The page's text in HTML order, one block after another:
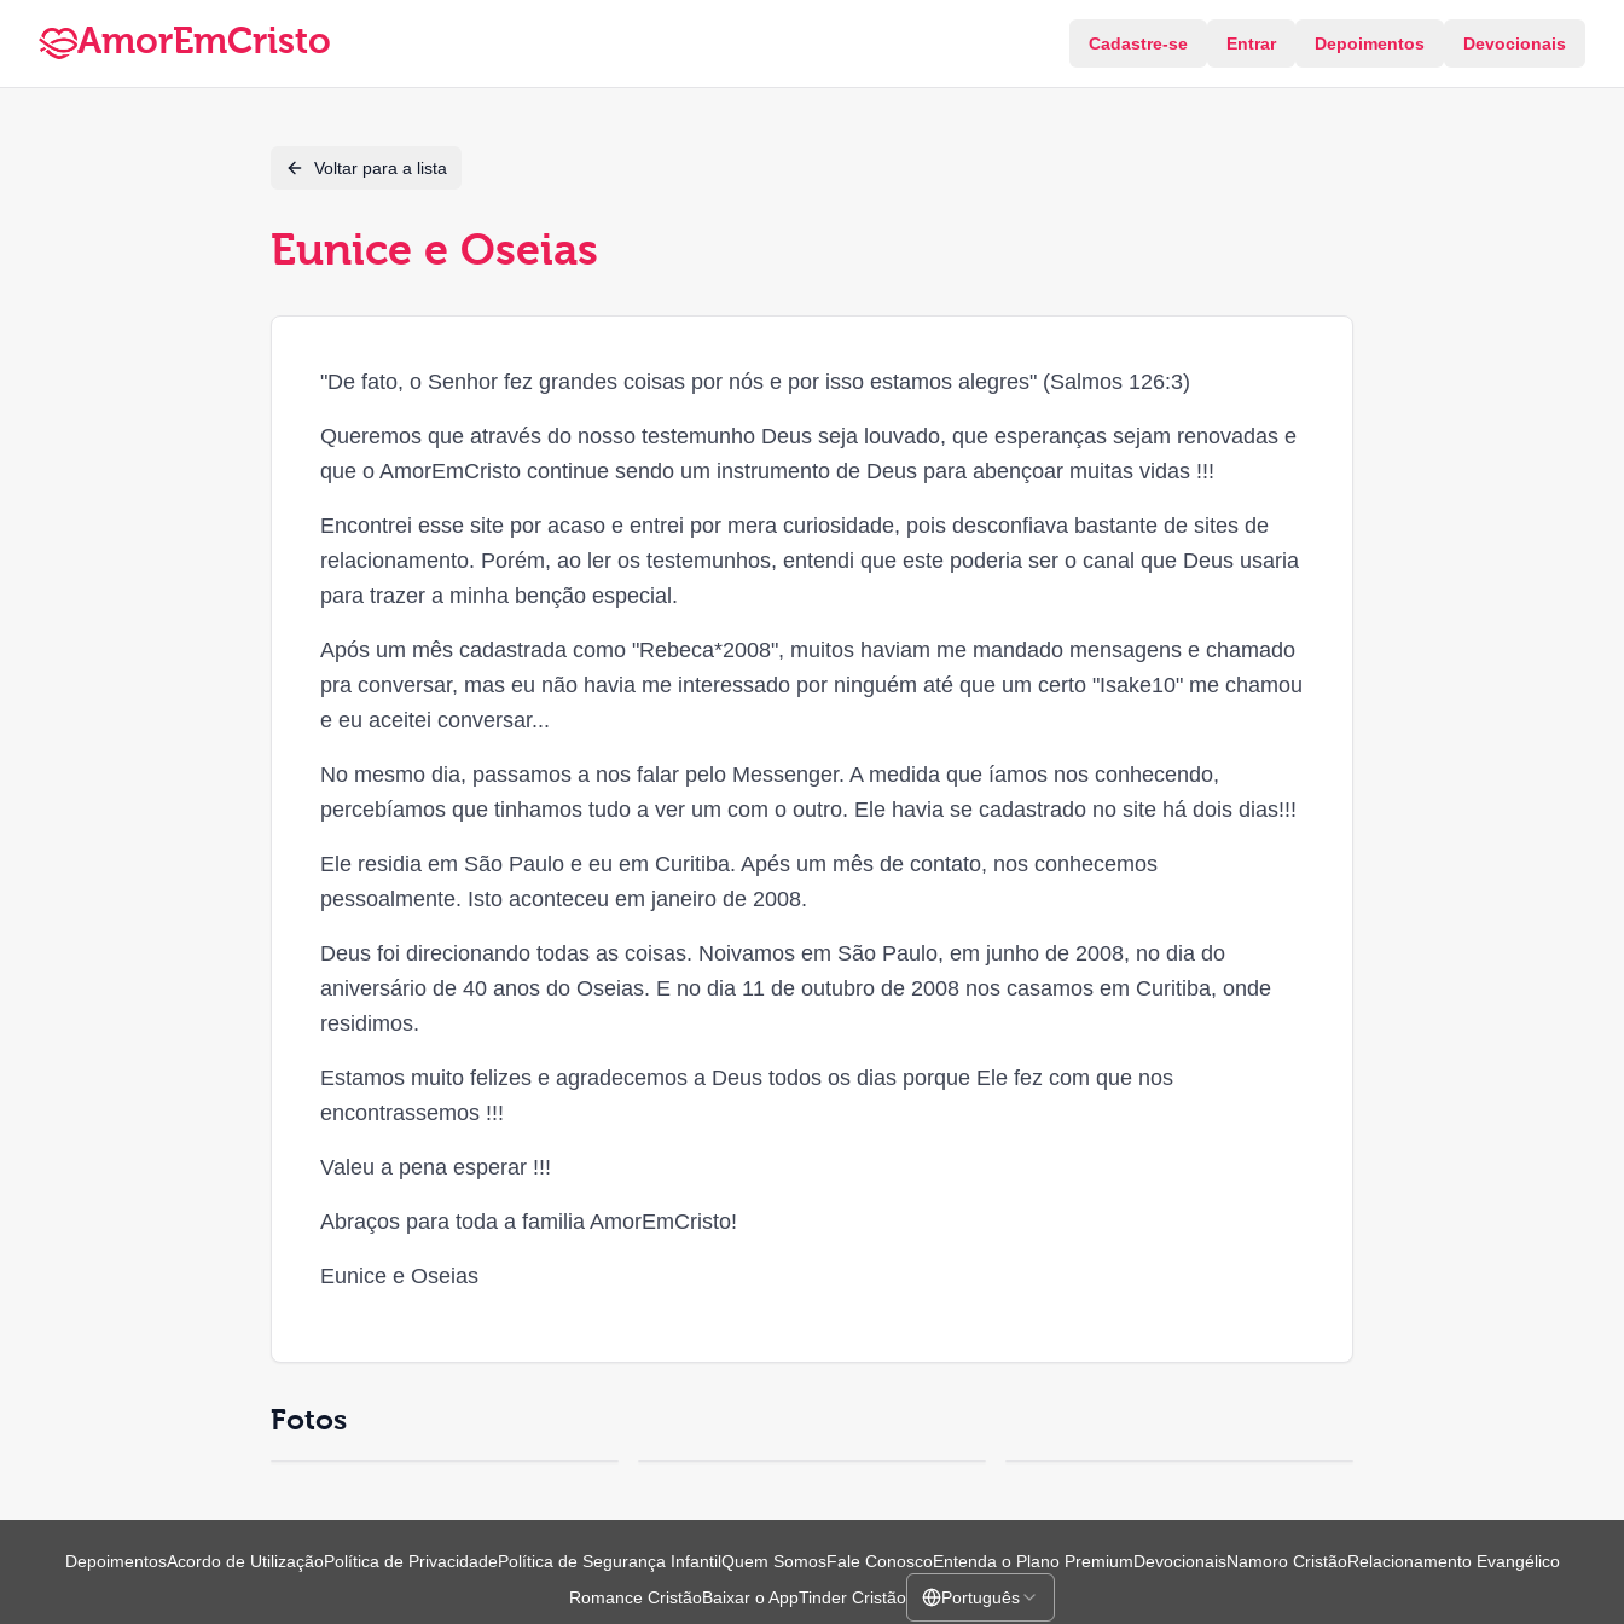
AmorEmCristo Cadastre-se Entrar Depoimentos Devocionais
Voltar para a lista
Eunice e Oseias
"De fato, o Senhor fez grandes coisas por nós e por isso estamos alegres" (Salmos 126:3)
Queremos que através do nosso testemunho Deus seja louvado, que esperanças sejam renovadas e
que o AmorEmCristo continue sendo um instrumento de Deus para abençoar muitas vidas !!!
Encontrei esse site por acaso e entrei por mera curiosidade, pois desconfiava bastante de sites de
relacionamento. Porém, ao ler os testemunhos, entendi que este poderia ser o canal que Deus usaria
para trazer a minha benção especial.
Após um mês cadastrada como "Rebeca*2008", muitos haviam me mandado mensagens e chamado
pra conversar, mas eu não havia me interessado por ninguém até que um certo "Isake10" me chamou
e eu aceitei conversar...
No mesmo dia, passamos a nos falar pelo Messenger. A medida que íamos nos conhecendo,
percebíamos que tinhamos tudo a ver um com o outro. Ele havia se cadastrado no site há dois dias!!!
Ele residia em São Paulo e eu em Curitiba. Apés um mês de contato, nos conhecemos
pessoalmente. Isto aconteceu em janeiro de 2008.
Deus foi direcionando todas as coisas. Noivamos em São Paulo, em junho de 2008, no dia do
aniversário de 40 anos do Oseias. E no dia 11 de outubro de 2008 nos casamos em Curitiba, onde
residimos.
Estamos muito felizes e agradecemos a Deus todos os dias porque Ele fez com que nos
encontrassemos !!!
Valeu a pena esperar !!!
Abraços para toda a familia AmorEmCristo!
Eunice e Oseias
Fotos
DepoimentosAcordo de UtilizaçãoPolítica de PrivacidadePolítica de Segurança InfantilQuem SomosFale ConoscoEntenda o Plano PremiumDevocionaisNamoro CristãoRelacionamento Evangélico
Romance CristãoBaixar o AppTinder Cristão Português